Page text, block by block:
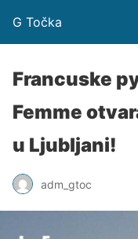
G Točka
Francuske
Femme
u Ljubljani!
adm_gtoc